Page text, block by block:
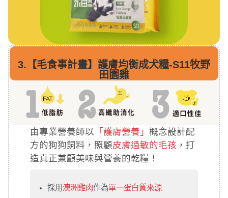
3. 【毛食事計畫】護膚均衡成犬糧-S11牧野
田園雞
由專業營養師以 「護膚營養」概念設計配
方的狗狗飼料，照顧皮膚過敏的毛孩 ，打
造真正兼顧美味與營養的乾糧！
採用澳洲雞肉作為單一蛋白質來源